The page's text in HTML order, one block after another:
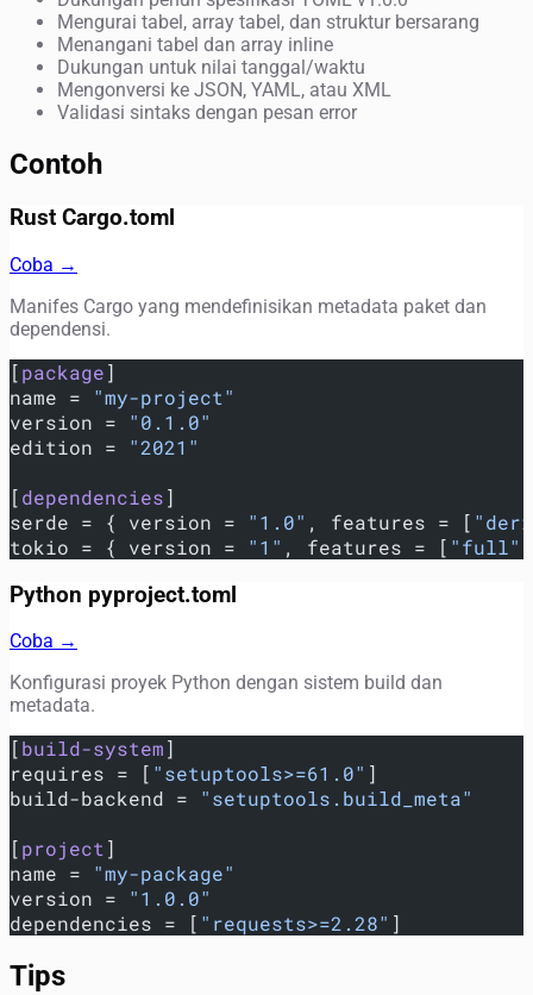
Mengurai tabel, array tabel, dan struktur bersarang
Menangani tabel dan array inline
Dukungan untuk nilai tanggal/waktu
Mengonversi ke JSON, YAML, atau XML
Validasi sintaks dengan pesan error
Contoh
Rust Cargo.toml
Coba →
Manifes Cargo yang mendefinisikan metadata paket dan
dependensi.
[package]
name = "my-project"
version = "0.1.0"
edition = "2021"
[dependencies]
serde = { version = "1.0" , features = [
tokio = { version = "1" , features = [ "full"
Python pyproject.toml
Coba →
Konfigurasi proyek Python dengan sistem build dan
metadata.
[build-system]
requires = [ "setuptools>=61.0" ]
build-backend = "setuptools.build_meta"
[project]
name = "my-package"
version = "1.0.0"
dependencies = [ "requests>=2.28" ]
Tips